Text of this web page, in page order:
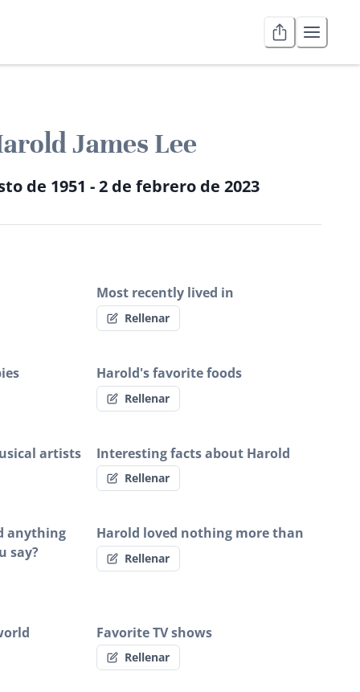
James Lee
de 1951 - 2 de febrero de 2023
Most recently lived in
Rellenar
Harold's favorite foods
Rellenar
artists Interesting facts about Harold
Rellenar
anything
say?
Harold loved nothing more than
Rellenar
Favorite TV shows
Rellenar